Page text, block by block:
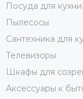
Посуда для кухни
Пылесосы
Сантехника для
Телевизоры
Шкафы для
Аксессуары к